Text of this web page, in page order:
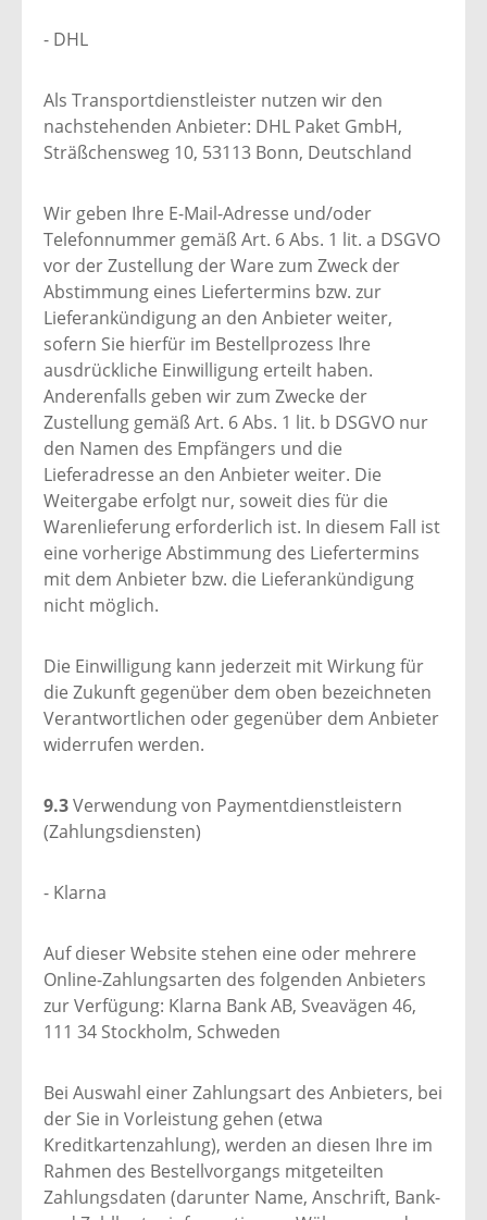
- DHL
Als Transportdienstleister nutzen wir den
nachstehenden Anbieter: DHL Paket GmbH,
Sträßchensweg 10, 53113 Bonn, Deutschland
Wir geben Ihre E-Mail-Adresse und/oder
Telefonnummer gemäß Art. 6 Abs. 1 lit. a DSGVO
vor der Zustellung der Ware zum Zweck der
Abstimmung eines Liefertermins bzw. zur
Lieferankündigung an den Anbieter weiter,
sofern Sie hierfür im Bestellprozess Ihre
ausdrückliche Einwilligung erteilt haben.
Anderenfalls geben wir zum Zwecke der
Zustellung gemäß Art. 6 Abs. 1 lit. b DSGVO nur
den Namen des Empfängers und die
Lieferadresse an den Anbieter weiter. Die
Weitergabe erfolgt nur, soweit dies für die
Warenlieferung erforderlich ist. In diesem Fall ist
eine vorherige Abstimmung des Liefertermins
mit dem Anbieter bzw. die Lieferankündigung
nicht möglich.
Die Einwilligung kann jederzeit mit Wirkung für
die Zukunft gegenüber dem oben bezeichneten
Verantwortlichen oder gegenüber dem Anbieter
widerrufen werden.
9.3Verwendung von Paymentdienstleistern
(Zahlungsdiensten)
- Klarna
Auf dieser Website stehen eine oder mehrere
Online-Zahlungsarten des folgenden Anbieters
zur Verfügung: Klarna Bank AB, Sveavägen 46,
111 34 Stockholm, Schweden
Bei Auswahl einer Zahlungsart des Anbieters, bei
der Sie in Vorleistung gehen (etwa
Kreditkartenzahlung), werden an diesen Ihre im
Rahmen des Bestellvorgangs mitgeteilten
Zahlungsdaten (darunter Name, Anschrift, Bank-